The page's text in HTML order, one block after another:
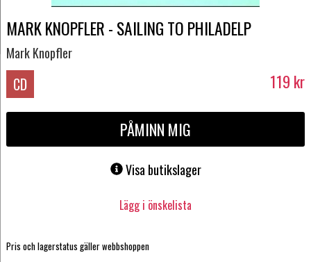
MARK KNOPFLER - SAILING TO PHILADELP
Mark Knopfler
CD 119 kr
PÅMINN MIG
Visa butikslager
Lägg i önskelista
Pris och lagerstatus gäller webbshoppen